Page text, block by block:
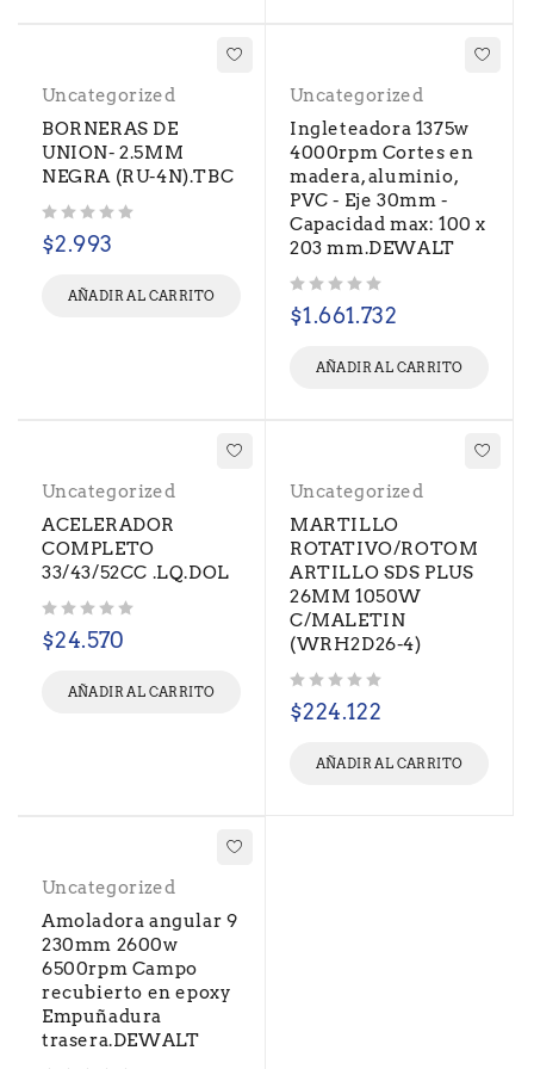
Uncategorized
BORNERAS DE
UNION- 2.5MM
NEGRA (RU-4N).TBC
$2.993
AÑADIR AL CARRITO
Uncategorized
Ingleteadora 1375w
4000rpm Cortes en
madera, aluminio,
PVC - Eje 30mm -
Capacidad max: 100 x
203 mm.DEWALT
$1.661.732
AÑADIR AL CARRITO
Uncategorized
ACELERADOR
COMPLETO
33/43/52CC .LQ.DOL
$24.570
AÑADIR AL CARRITO
Uncategorized
MARTILLO
ROTATIVO/ROTOM
ARTILLO SDS PLUS
26MM 1050W
C/MALETIN
(WRH2D26-4)
$224.122
AÑADIR AL CARRITO
Uncategorized
Amoladora angular 9
230mm 2600w
6500rpm Campo
recubierto en epoxy
Empuñadura
trasera.DEWALT